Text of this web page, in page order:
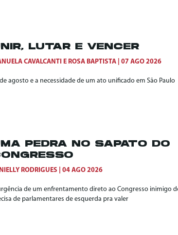
LUTAR E VENCER
CAVALCANTI E ROSA BAPTISTA 07 AGO 2026
agosto e a necessidade de um ato unificado em São Paulo
PEDRA NO SAPATO DO
RODRIGUES 04 AGO 2026
de um enfrentamento direto ao Congresso inimigo
de parlamentares de esquerda pra valer